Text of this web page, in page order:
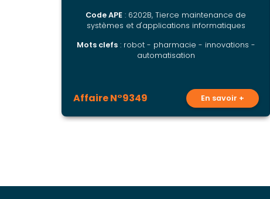
Code APE : 6202B, Tierce maintenance de
systèmes et d'applications informatiques
Mots clefs: robot - pharmacie - innovations -
automatisation
Affaire N°9349 En savoir +